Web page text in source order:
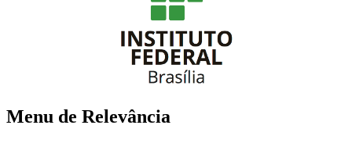
Menu de Relevância